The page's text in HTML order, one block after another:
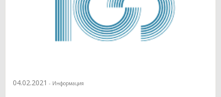
04.02.2021 - Информация